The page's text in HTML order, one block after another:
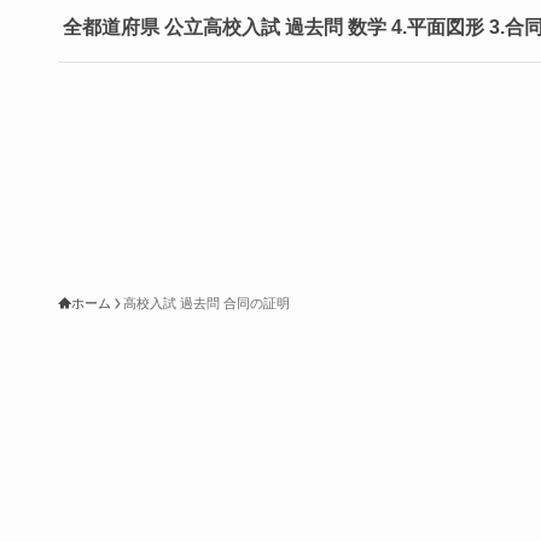
全都道府県 公立高校入試 過去問 数学 4.平面図形 3.合
ホーム 高校入試 過去問 合同の証明